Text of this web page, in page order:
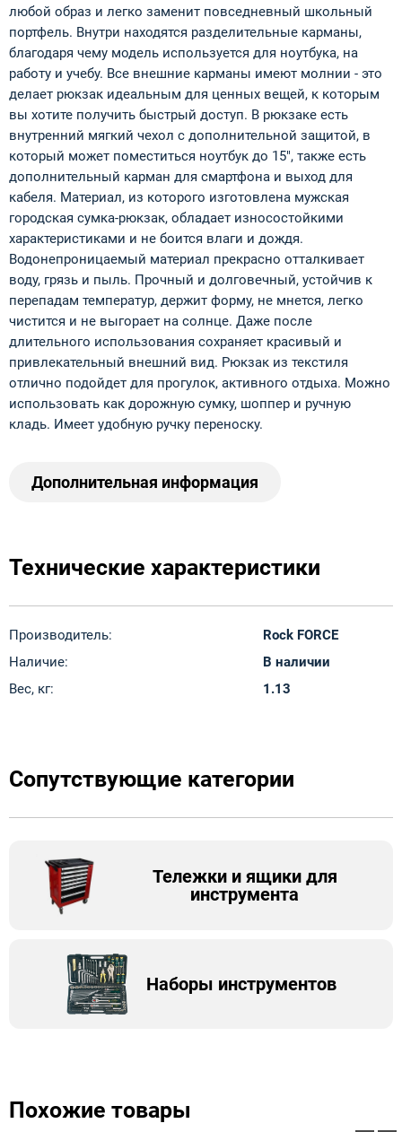
любой образ и легко заменит повседневный школьный
портфель. Внутри находятся разделительные карманы,
благодаря чему модель используется для ноутбука, на
работу и учебу. Все внешние карманы имеют молнии - это
делает рюкзак идеальным для ценных вещей, к которым
вы хотите получить быстрый доступ. В рюкзаке есть
внутренний мягкий чехол с дополнительной защитой, в
который может поместиться ноутбук до 15", также есть
дополнительный карман для смартфона и выход для
кабеля. Материал, из которого изготовлена мужская
городская сумка-рюкзак, обладает износостойкими
характеристиками и не боится влаги и дождя.
Водонепроницаемый материал прекрасно отталкивает
воду, грязь и пыль. Прочный и долговечный, устойчив к
перепадам температур, держит форму, не мнется, легко
чистится и не выгорает на солнце. Даже после
длительного использования сохраняет красивый и
привлекательный внешний вид. Рюкзак из текстиля
отлично подойдет для прогулок, активного отдыха. Можно
использовать как дорожную сумку, шоппер и ручную
кладь. Имеет удобную ручку переноску.
Дополнительная информация
Технические характеристики
Производитель:
Rock FORCE
Наличие:
В наличии
Вес, кг:
1.13
Сопутствующие категории
Тележки и ящики для
инструмента
Наборы инструментов
Похожие товары